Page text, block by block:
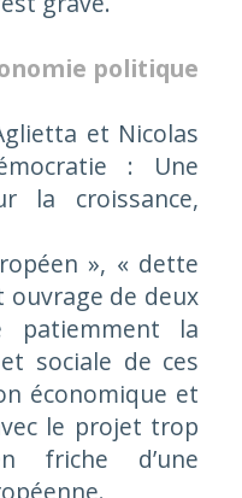
politique
et Nicolas
: Une
la croissance,
», « dette
ouvrage de deux
patiemment la
sociale de ces
économique et
le projet trop
friche d’une